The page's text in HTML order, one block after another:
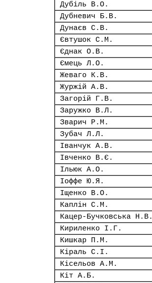
Дубіль В.О.
Дубневич Б.В.
Дунаєв С.В.
Євтушок С.М.
Єднак О.В.
Ємець Л.О.
Жеваго К.В.
Журжій А.В.
Загорій Г.В.
Заружко В.Л.
Зварич Р.М.
Зубач Л.Л.
Іванчук А.В.
Івченко В.Є.
Ільюк А.О.
Іоффе Ю.Я.
Іщенко В.О.
Каплін С.М.
Кацер-Бучковська Н.В.
Кириленко І.Г.
Кишкар П.М.
Кіраль С.І.
Кісельов А.М.
Кіт А.Б.